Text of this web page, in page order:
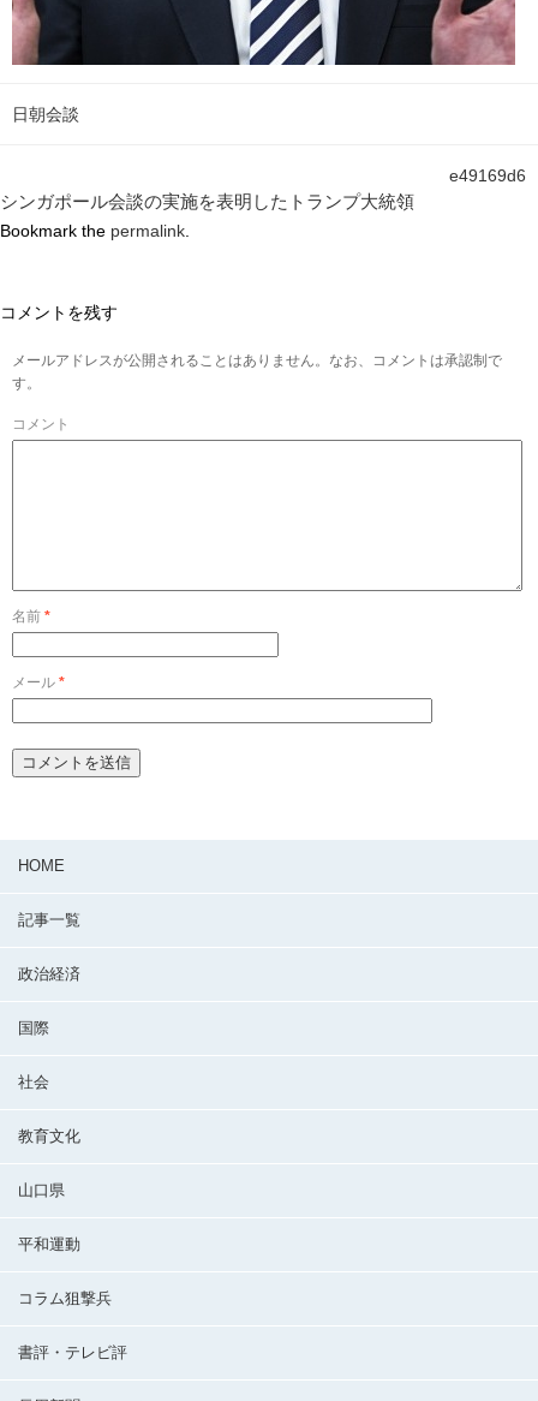
日朝会談
e49169d6
シンガポール会談の実施を表明したトランプ大統領
Bookmark the permalink
コメントを残す
メールアドレスが公開されることはありません。なお、コメントは承認制で
す。
コメント
名前 *
メール *
HOME
記事一覧
政治経済
国際
社会
教育文化
山口県
平和運動
コラム狙撃兵
書評・テレビ評